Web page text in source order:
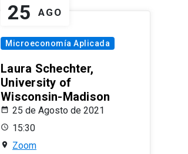
25 AGO
Microeconomía Aplicada
Laura Schechter,
University of
Wisconsin-Madison
25 de Agosto de 2021
15:30
Zoom